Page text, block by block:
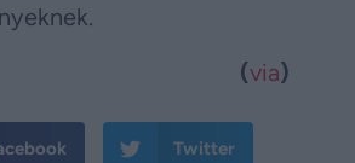
(via)
Twitter